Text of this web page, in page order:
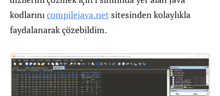
kodlarınıcompilejava.net sitesinden kolaylıkla
faydalanarak çözebildim.